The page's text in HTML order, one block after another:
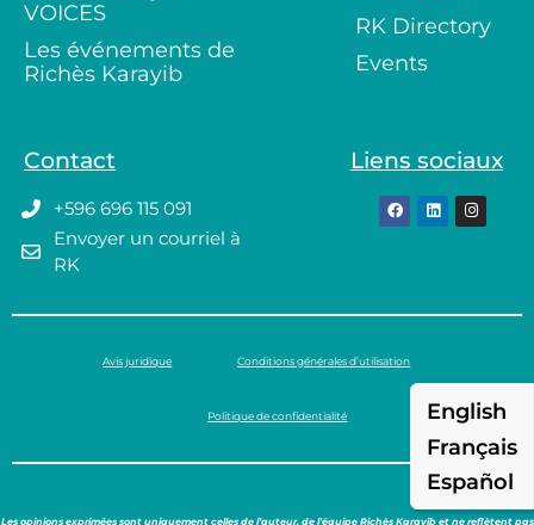
VOICES
Les événements de
Richès Karayib
RK Directory
Events
Contact
+596 696 115 091
Envoyer un courriel à
RK
Liens sociaux
Avis juridique Conditions générales d’utilisation
Politique de confidentialité
Les opinions exprimées sont uniquement celles de l’auteur, de l’équipe Richès Karayib et ne reflètent pas
English
Français
Español